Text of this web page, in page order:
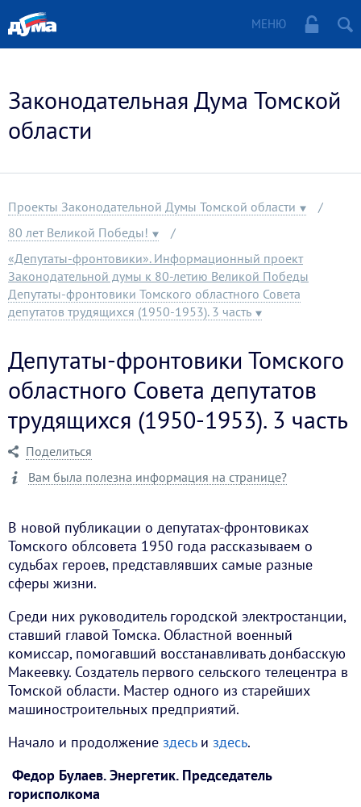
МЕНЮ
Законодательная Дума Томской
области
Проекты Законодательной Думы Томской области
80 лет Великой Победы!
«Депутаты-фронтовики». Информационный проект
Законодательной думы к 80-летию Великой Победы
Депутаты-фронтовики Томского областного Совета
депутатов трудящихся (1950-1953). 3 часть
Депутаты-фронтовики Томского
областного Совета депутатов
трудящихся (1950-1953). 3 часть
Поделиться
Вам была полезна информация на странице?
В новой публикации о депутатах-фронтовиках
Томского облсовета 1950 года рассказываем о
судьбах героев, представлявших самые разные
сферы жизни.
Среди них руководитель городской электростанции,
ставший главой Томска. Областной военный
комиссар, помогавший восстанавливать донбасскую
Макеевку. Создатель первого сельского телецентра в
Томской области. Мастер одного из старейших
машиностроительных предприятий.
Начало и продолжение здесьи здесь.
Федор Булаев. Энергетик. Председатель
горисполкома